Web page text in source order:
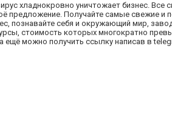
хладнокровно уничтожает бизнес.
Получайте самые свежие
себя и окружающий мир,
стоимость которых многократно
можно получить ссылку написав в